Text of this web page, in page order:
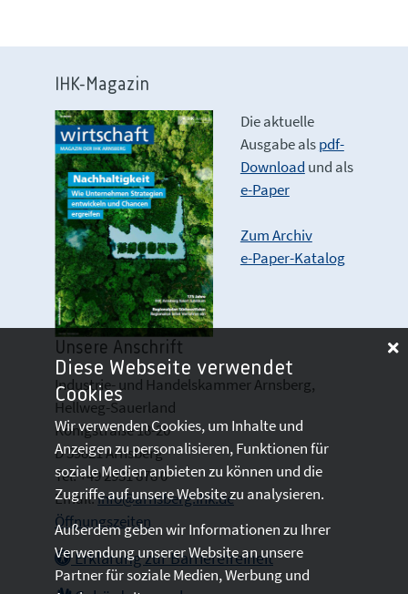
IHK-Magazin
Die aktuelle
Ausgabe alspdf-
Download und als
e-Paper
Zum Archiv
e-Paper-Katalog
Unsere Anschrift
Industrie- und Handelskammer Arnsberg,
Hellweg-Sauerland
Königstraße 18-20
D 59821 Arnsberg
Tel: +49 2931 878 0
Email:info@arnsberg.ihk.de
Öffnungszeiten
Erklärung zur Barrierefreiheit
Diese Webseite verwendet
Cookies
Wir verwenden Cookies, um Inhalte und
Anzeigen zu personalisieren, Funktionen für
soziale Medien anbieten zu können und die
Zugriffe auf unsere Website zu analysieren.
Außerdem geben wir Informationen zu Ihrer
Verwendung unserer Website an unsere
Partner für soziale Medien, Werbung und